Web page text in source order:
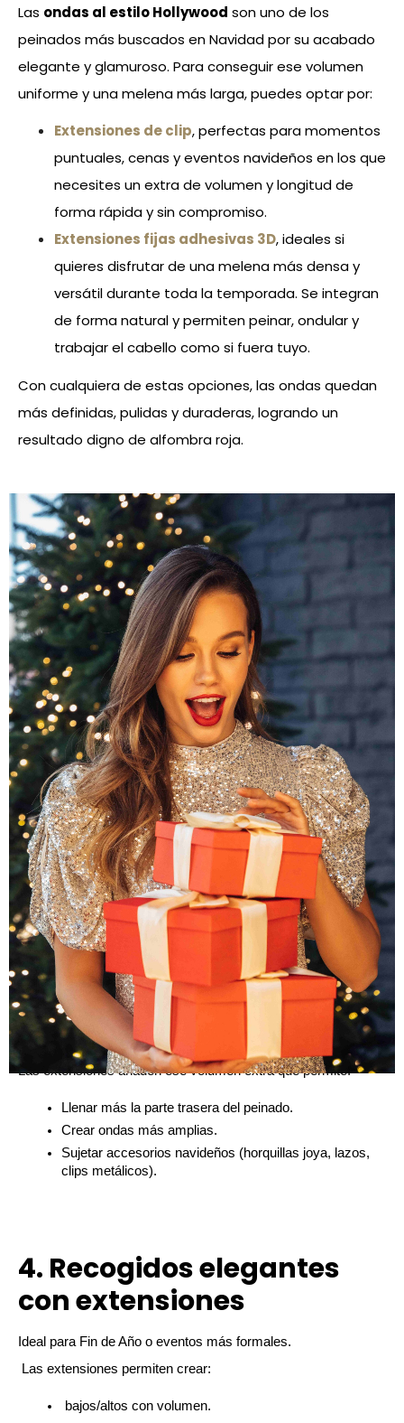
Las ondas al estilo Hollywood son uno de los
peinados más buscados en Navidad por su acabado
elegante y glamuroso. Para conseguir ese volumen
uniforme y una melena más larga, puedes optar por:
Extensiones de clip, perfectas para momentos
puntuales, cenas y eventos navideños en los que
necesites un extra de volumen y longitud de
forma rápida y sin compromiso.
Extensiones fijas adhesivas 3D, ideales si
quieres disfrutar de una melena más densa y
versátil durante toda la temporada. Se integran
de forma natural y permiten peinar, ondular y
trabajar el cabello como si fuera tuyo.
Con cualquiera de estas opciones, las ondas quedan
más definidas, pulidas y duraderas, logrando un
resultado digno de alfombra roja.
2. Coleta alta XL para un
look moderno y elegante
La coleta alta con extensiones es tendencia total y uno de
los peinados estrella para Navidad y Año Nuevo. Aporta un
efecto lifting inmediato y ese toque elegante que encaja a la
perfección con vestidos de lentejuelas, monos elegantes o
looks más minimalistas. Es un peinado que funciona tanto
para un estilo juvenil como para uno más sofisticado.
La mejor forma de conseguir una coleta pulida, larga y con un
volumen espectacular es con nuestras coletas, diseñadas
para transformar tu look en segundos y con un acabado
totalmente natural. Son fáciles de colocar, cómodas y
perfectas para aguantar toda la noche sin perder forma.
3. Semirecogido con
ondas y volumen
semirecogido con ondas grandes
Las extensiones añaden ese volumen extra que permite:
Llenar más la parte trasera del peinado.
Crear ondas más amplias.
Sujetar accesorios navideños (horquillas joya, lazos,
clips metálicos).
4. Recogidos elegantes
con extensiones
Ideal para Fin de Año o eventos más formales.
Las extensiones permiten crear:
bajos/altos con volumen.